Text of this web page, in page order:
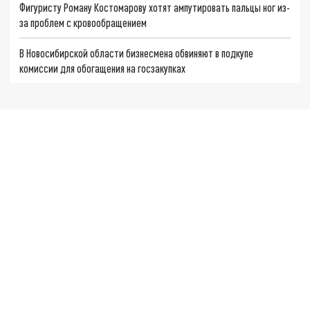
Фигуристу Роману Костомарову хотят ампутировать пальцы ног из-
за проблем с кровообращением
В Новосибирской области бизнесмена обвиняют в подкупе
комиссии для обогащения на госзакупках